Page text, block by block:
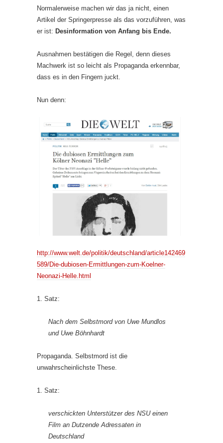
Normalerweise machen wir das ja nicht, einen
Artikel der Springerpresse als das vorzuführen, was
er ist: Desinformation von Anfang bis Ende.
Ausnahmen bestätigen die Regel, denn dieses
Machwerk ist so leicht als Propaganda erkennbar,
dass es in den Fingern juckt.
Nun denn:
http://www.welt.de/politik/deutschland/article142469
589/Die-dubiosen-Ermittlungen-zum-Koelner-
Neonazi-Helle.html
1. Satz:
Nach dem Selbstmord von Uwe Mundlos
und Uwe Böhnhardt
Propaganda. Selbstmord ist die
unwahrscheinlichste These.
1. Satz:
verschickten Unterstützer des NSU einen
Film an Dutzende Adressaten in
Deutschland